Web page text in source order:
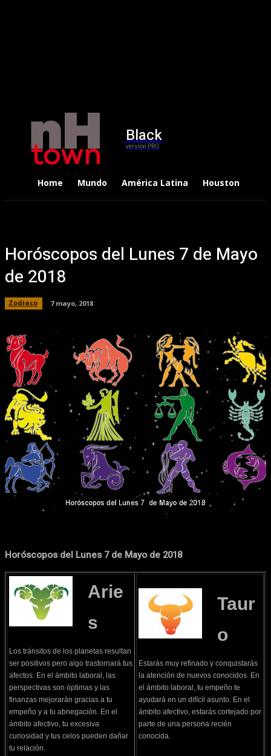
Black
version PRO
Home Mundo América Latina Houston
Horóscopos del Lunes 7 de Mayo
de 2018
Zodiaco 7 mayo, 2018
Facebook Pinterest WhatsApp
Horóscopos del Lunes 7 de Mayo de 2018
Arie
s
Los tránsitos de los planetas resultan
ser positivos pero algo trastornará tus
afectos. En el ámbito laboral, las
perspectivas son óptimas y las
finanzas mejorarán gracias a tu
empeño y a tu abnegación. En el
ámbito afectivo, tu excesiva
curiosidad y tus celos pueden dañar
tu relación.
Taur
o
Estarás muy refinado y conquistarás
la atención de nuevos conocidos. En
el ámbito laboral, tu empeño te
ayudará en un difícil asunto. En el
ámbito afectivo, estarás cortejado por
parte de una persona recién
conocida.